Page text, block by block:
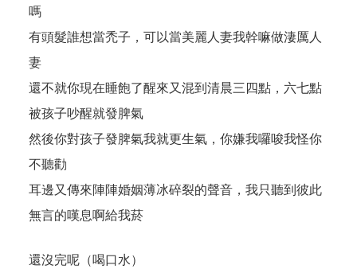
嗎
有頭髮誰想當禿子，可以當美麗人妻我幹嘛做淒厲人
妻
還不就你現在睡飽了醒來又混到清晨三四點，六七點
被孩子吵醒就發脾氣
然後你對孩子發脾氣我就更生氣，你嫌我囉唆我怪你
不聽勸
耳邊又傳來陣陣婚姻薄冰碎裂的聲音，我只聽到彼此
無言的嘆息啊給我菸
還沒完呢（喝口水）